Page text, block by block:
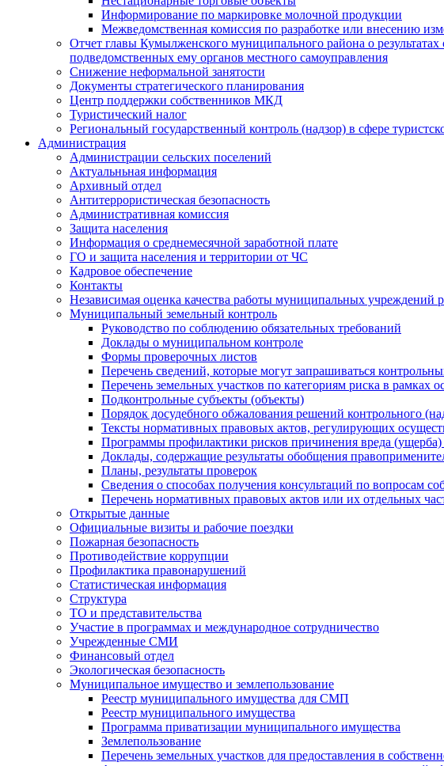
Информирование по маркировке молочной продукции
Межведомственная комиссия по разработке или внесению
Отчет главы Кумылженского муниципального района о
подведомственных ему органов местного самоуправления
Снижение неформальной занятости
Документы стратегического планирования
Центр поддержки собственников МКД
Туристический налог
Региональный государственный контроль (надзор) в сфере
Администрация
Администрации сельских поселений
Актуальньная информация
Архивный отдел
Антитеррористическая безопасность
Административная комиссия
Защита населения
Информация о среднемесячной заработной плате
ГО и защита населения и территории от ЧС
Кадровое обеспечение
Контакты
Независимая оценка качества работы муниципальных учреждений
Муниципальный земельный контроль
Руководство по соблюдению обязательных требований
Доклады о муниципальном контроле
Формы проверочных листов
Перечень сведений, которые могут запрашиваться
Перечень земельных участков по категориям риска в рамках
Подконтрольные субъекты (объекты)
Порядок досудебного обжалования решений контрольного
Тексты нормативных правовых актов, регулирующих
Программы профилактики рисков причинения вреда
Доклады, содержащие результаты обобщения
Планы, результаты проверок
Сведения о способах получения консультаций по вопросам
Перечень нормативных правовых актов или их отдельных
Открытые данные
Официальные визиты и рабочие поездки
Пожарная безопасность
Противодействие коррупции
Профилактика правонарушений
Статистическая информация
Структура
ТО и представительства
Участие в программах и международное сотрудничество
Учрежденные СМИ
Финансовый отдел
Экологическая безопасность
Муниципальное имущество и землепользование
Реестр муниципального имущества для СМП
Реестр муниципального имущества
Программа приватизации муниципального имущества
Землепользование
Перечень земельных участков для предоставления в